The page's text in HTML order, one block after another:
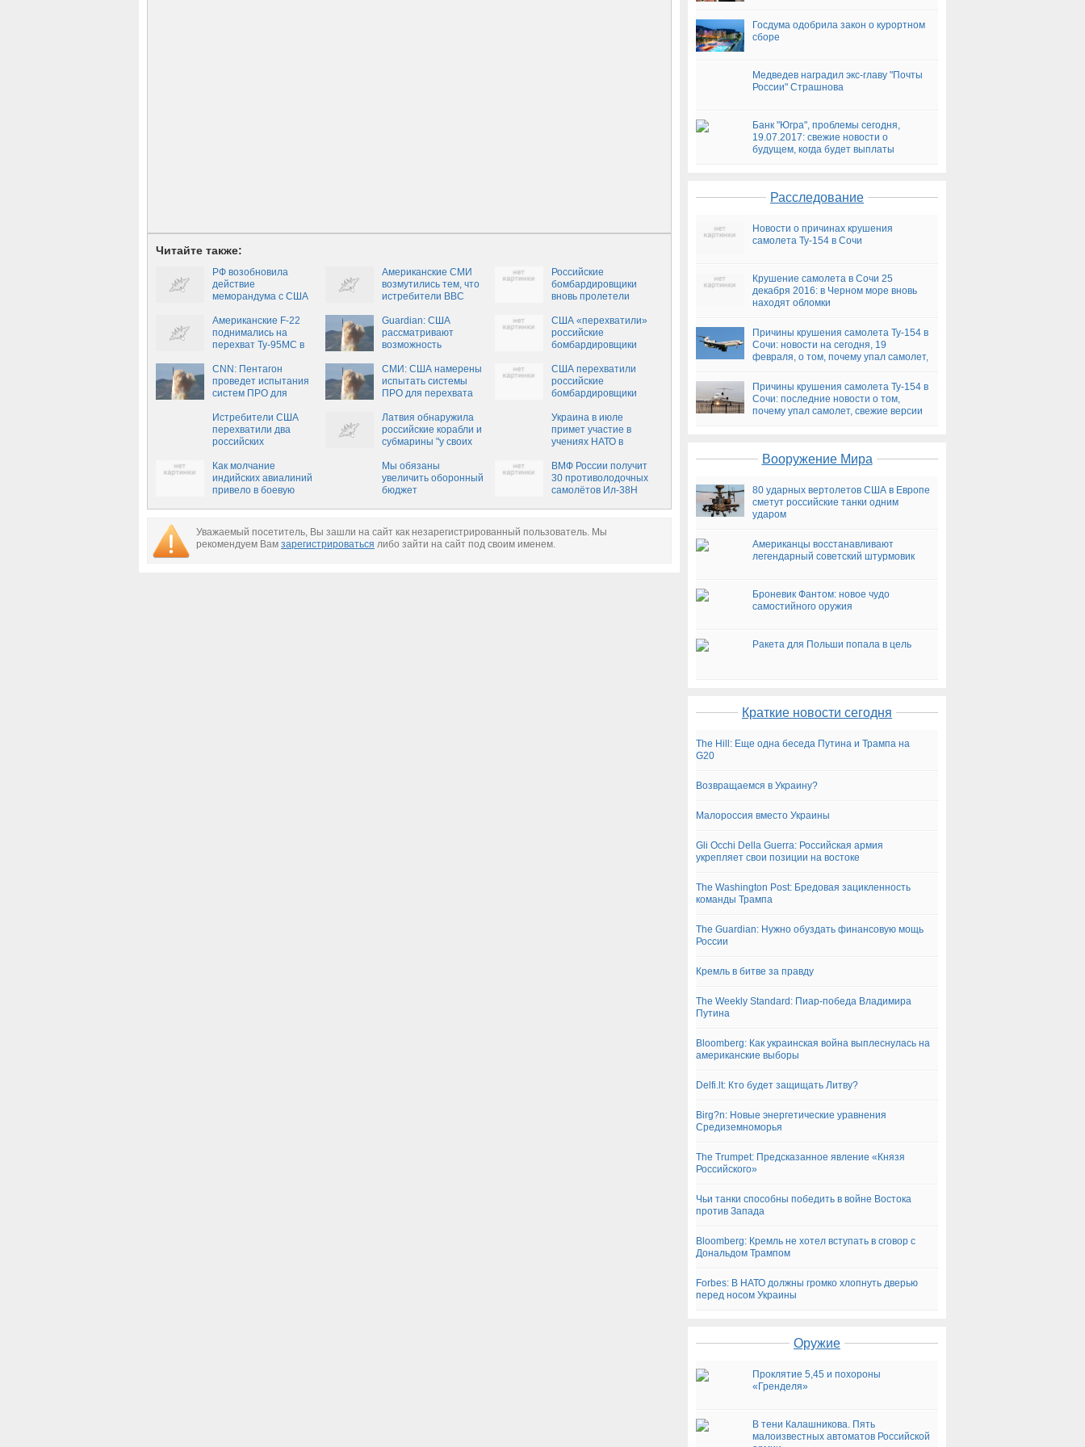
Читайте также:
РФ возобновила
действие
меморандума с США
Сирии
Американские СМИ
возмутились тем, что
истребители ВВС
для перехвата
Ту-95МС
Российские
бомбардировщики
вновь пролетели
Американские F-22
поднимались на
перехват Ту-95МС в
Guardian: США
рассматривают
возможность
США «перехватили»
российские
бомбардировщики
Аляски (+ВИДЕО)
CNN: Пентагон
проведет испытания
систем ПРО для
СМИ: США намерены
испытать системы
ПРО для перехвата
США перехватили
российские
бомбардировщики
СМИ
Истребители США
перехватили два
российских
берегов Аляски —
Новороссия
Латвия обнаружила
российские корабли и
субмарины "у своих
Украина в июле
примет участие в
учениях НАТО в
Как молчание
индийских авиалиний
привело в боевую
Мы обязаны
увеличить оборонный
бюджет
ВМФ России получит
30 противолодочных
самолётов Ил-38Н
Уважаемый посетитель, Вы зашли на сайт как незарегистрированный пользователь. Мы
рекомендуем Вам зарегистрироваться либо зайти на сайт под своим именем.
Госдума одобрила закон о курортном
сборе
Медведев наградил экс-главу "Почты
России" Страшнова
Банк "Югра", проблемы сегодня,
19.07.2017: свежие новости о
будущем, когда будет выплаты
Расследование
Новости о причинах крушения
самолета Ту-154 в Сочи
Крушение самолета в Сочи 25
декабря 2016: в Черном море вновь
находят обломки
Причины крушения самолета Ту-154 в
Сочи: новости на сегодня, 19
февраля, о том, почему упал самолет,
Причины крушения самолета Ту-154 в
Сочи: последние новости о том,
почему упал самолет, свежие версии
Вооружение Мира
80 ударных вертолетов США в Европе
сметут российские танки одним
ударом
Американцы восстанавливают
легендарный советский штурмовик
Броневик Фантом: новое чудо
самостийного оружия
Ракета для Польши попала в цель
Краткие новости сегодня
The Hill: Еще одна беседа Путина и Трампа на
G20
Возвращаемся в Украину?
Малороссия вместо Украины
Gli Occhi Della Guerra: Российская армия
укрепляет свои позиции на востоке
The Washington Post: Бредовая зацикленность
команды Трампа
The Guardian: Нужно обуздать финансовую мощь
России
Кремль в битве за правду
The Weekly Standard: Пиар-победа Владимира
Путина
Bloomberg: Как украинская война выплеснулась на
американские выборы
Delfi.lt: Кто будет защищать Литву?
Birg?n: Новые энергетические уравнения
Средиземноморья
The Trumpet: Предсказанное явление «Князя
Российского»
Чьи танки способны победить в войне Востока
против Запада
Bloomberg: Кремль не хотел вступать в сговор с
Дональдом Трампом
Forbes: В НАТО должны громко хлопнуть дверью
перед носом Украины
Оружие
Проклятие 5,45 и похороны
«Гренделя»
В тени Калашникова. Пять
малоизвестных автоматов Российской